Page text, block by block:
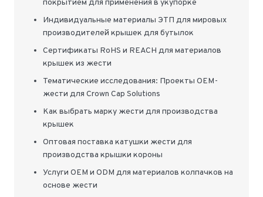
покрытием для применения в укупорке
Индивидуальные материалы ЭТП для мировых
производителей крышек для бутылок
Сертификаты RoHS и REACH для материалов
крышек из жести
Тематические исследования: Проекты OEM-
жести для Crown Cap Solutions
Как выбрать марку жести для производства
крышек
Оптовая поставка катушки жести для
производства крышки короны
Услуги OEM и ODM для материалов колпачков на
основе жести